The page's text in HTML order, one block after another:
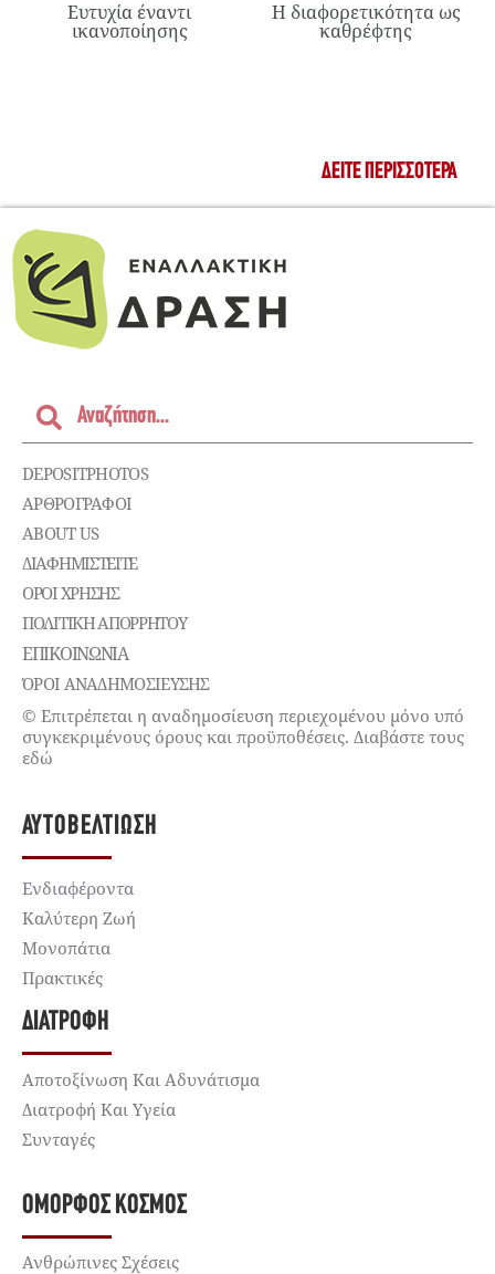
Ευτυχία έναντι
ικανοποίησης
Η διαφορετικότητα ως
καθρέφτης
ΔΕΊΤΕ ΠΕΡΙΣΣΌΤΕΡΑ
DEPOSITPHOTOS
ΑΡΘΡΟΓΡΑΦΟΙ
ABOUT US
ΔΙΑΦΗΜΙΣΤΕΊΤΕ
ΌΡΟΙ ΧΡΉΣΗΣ
ΠΟΛΙΤΙΚΉ ΑΠΟΡΡΉΤΟΥ
ΕΠΙΚΟΙΝΩΝΊΑ
ΌΡΟΙ ΑΝΑΔΗΜΟΣΙΕΥΣΗΣ
© Επιτρέπεται η αναδημοσίευση περιεχομένου μόνο υπό
συγκεκριμένους όρους και προϋποθέσεις. Διαβάστε τους
εδώ
ΑΥΤΟΒΕΛΤΊΩΣΗ
Ενδιαφέροντα
Καλύτερη Ζωή
Μονοπάτια
Πρακτικές
ΔΙΑΤΡΟΦΉ
Αποτοξίνωση Και Αδυνάτισμα
Διατροφή Και Υγεία
Συνταγές
ΌΜΟΡΦΟΣ ΚΌΣΜΟΣ
Ανθρώπινες Σχέσεις